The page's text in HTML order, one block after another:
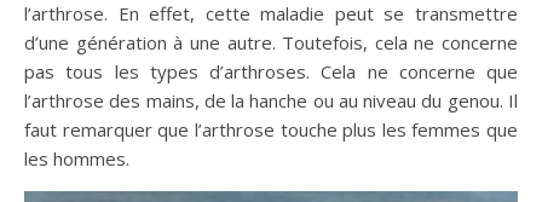
l’arthrose. En effet, cette maladie peut se transmettre
d’une génération à une autre. Toutefois, cela ne concerne
pas tous les types d’arthroses. Cela ne concerne que
l’arthrose des mains, de la hanche ou au niveau du genou. Il
faut remarquer que l’arthrose touche plus les femmes que
les hommes.